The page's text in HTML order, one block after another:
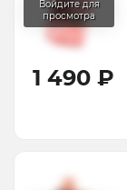
1 490 ₽